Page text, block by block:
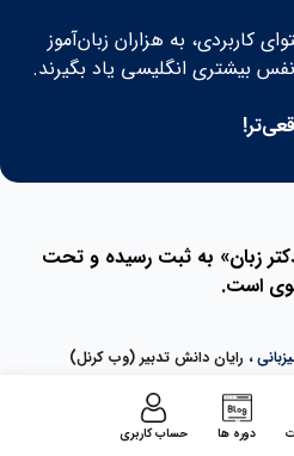
کاربردی، به هزاران زبان‌آموز
بیشتری انگلیسی یاد بگیرند.
«دکتر زبان» به ثبت رسیده و تحت
است.
، رایان دانش تدبیر (وب کرنل)
دوره ها حساب کاربری